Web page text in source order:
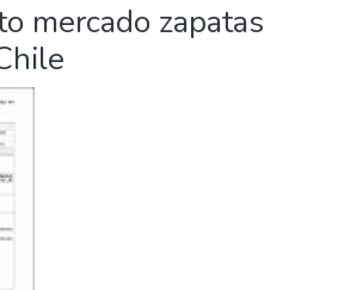
mercado zapatas